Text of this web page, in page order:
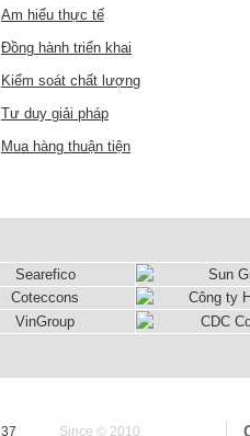
Am hiểu thực tế
Đồng hành triển khai
Kiểm soát chất lượng
Tư duy giải pháp
Mua hàng thuận tiện
Since © 2010